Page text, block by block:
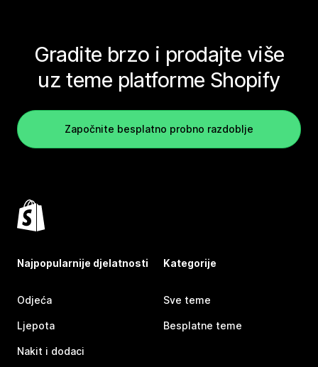
Gradite brzo i prodajte više
uz teme platforme Shopify
Započnite besplatno probno razdoblje
Najpopularnije djelatnosti
Odjeća
Ljepota
Nakit i dodaci
Kategorije
Sve teme
Besplatne teme